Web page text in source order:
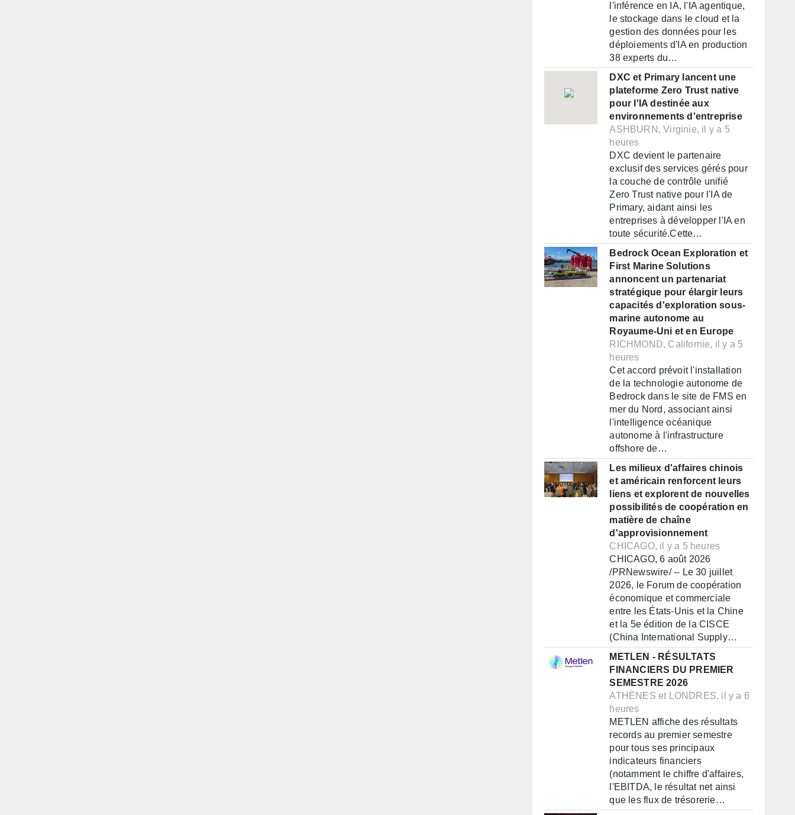
l'inférence en IA, l'IA agentique,
le stockage dans le cloud et la
gestion des données pour les
déploiements d'IA en production
38 experts du…
DXC et Primary lancent une
plateforme Zero Trust native
pour l'IA destinée aux
environnements d'entreprise
ASHBURN, Virginie, il y a 5
heures
DXC devient le partenaire
exclusif des services gérés pour
la couche de contrôle unifié
Zero Trust native pour l'IA de
Primary, aidant ainsi les
entreprises à développer l'IA en
toute sécurité.Cette…
Bedrock Ocean Exploration et
First Marine Solutions
annoncent un partenariat
stratégique pour élargir leurs
capacités d'exploration sous-
marine autonome au
Royaume-Uni et en Europe
RICHMOND, Californie, il y a 5
heures
Cet accord prévoit l'installation
de la technologie autonome de
Bedrock dans le site de FMS en
mer du Nord, associant ainsi
l'intelligence océanique
autonome à l'infrastructure
offshore de…
Les milieux d'affaires chinois
et américain renforcent leurs
liens et explorent de nouvelles
possibilités de coopération en
matière de chaîne
d'approvisionnement
CHICAGO, il y a 5 heures
CHICAGO, 6 août 2026
/PRNewswire/ -- Le 30 juillet
2026, le Forum de coopération
économique et commerciale
entre les États-Unis et la Chine
et la 5e édition de la CISCE
(China International Supply…
METLEN - RÉSULTATS
FINANCIERS DU PREMIER
SEMESTRE 2026
ATHÈNES et LONDRES, il y a 6
heures
METLEN affiche des résultats
records au premier semestre
pour tous ses principaux
indicateurs financiers
(notamment le chiffre d'affaires,
l'EBITDA, le résultat net ainsi
que les flux de trésorerie…